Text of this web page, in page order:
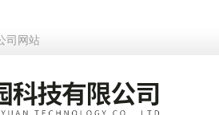
司网站